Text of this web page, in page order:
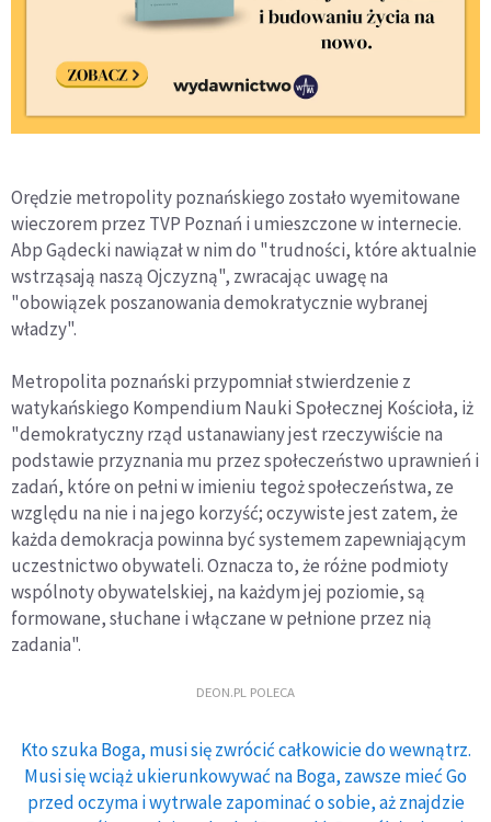
Orędzie metropolity poznańskiego zostało wyemitowane
wieczorem przez TVP Poznań i umieszczone w internecie.
Abp Gądecki nawiązał w nim do "trudności, które aktualnie
wstrząsają naszą Ojczyzną", zwracając uwagę na
"obowiązek poszanowania demokratycznie wybranej
władzy".
Metropolita poznański przypomniał stwierdzenie z
watykańskiego Kompendium Nauki Społecznej Kościoła, iż
"demokratyczny rząd ustanawiany jest rzeczywiście na
podstawie przyznania mu przez społeczeństwo uprawnień i
zadań, które on pełni w imieniu tegoż społeczeństwa, ze
względu na nie i na jego korzyść; oczywiste jest zatem, że
każda demokracja powinna być systemem zapewniającym
uczestnictwo obywateli. Oznacza to, że różne podmioty
wspólnoty obywatelskiej, na każdym jej poziomie, są
formowane, słuchane i włączane w pełnione przez nią
zadania".
DEON.PL POLECA
Kto szuka Boga, musi się zwrócić całkowicie do wewnątrz.
Musi się wciąż ukierunkowywać na Boga, zawsze mieć Go
przed oczyma i wytrwale zapominać o sobie, aż znajdzie